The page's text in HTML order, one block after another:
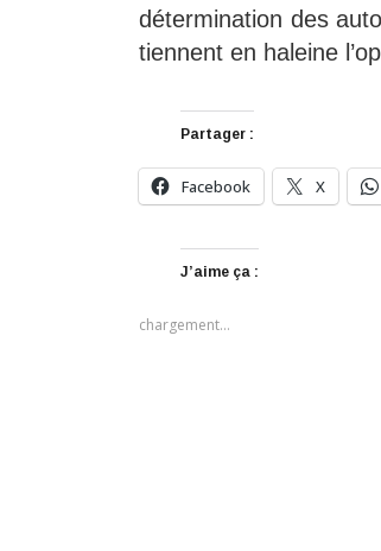
détermination des
tiennent en haleine
Partager :
Facebook X
J’aime ça :
chargement…